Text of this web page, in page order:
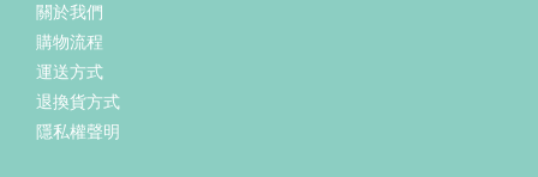
關於我們
購物流程
運送方式
退換貨方式
隱私權聲明